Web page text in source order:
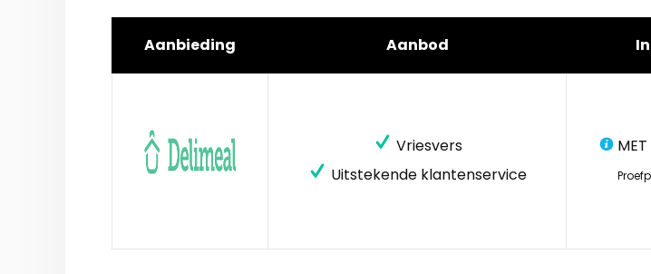
Aanbieding Aanbod
Vriesvers
Uitstekende klantenservice